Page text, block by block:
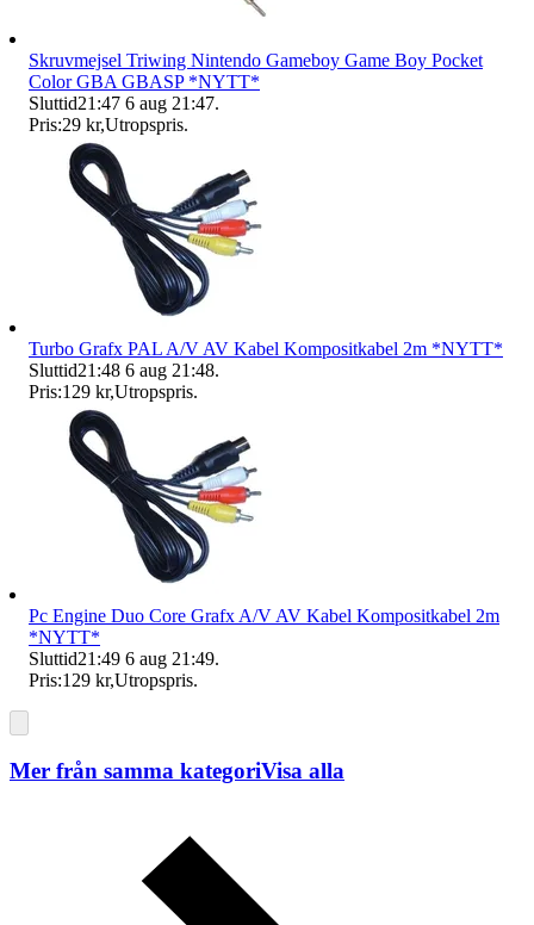
Skruvmejsel Triwing Nintendo Gameboy Game Boy Pocket
Color GBA GBASP *NYTT*
Sluttid21:47 6 aug 21:47.
Pris:29 kr,Utropspris.
Turbo Grafx PAL A/V AV Kabel Kompositkabel 2m *NYTT*
Sluttid21:48 6 aug 21:48.
Pris:129 kr,Utropspris.
Pc Engine Duo Core Grafx A/V AV Kabel Kompositkabel 2m
*NYTT*
Sluttid21:49 6 aug 21:49.
Pris:129 kr,Utropspris.
Mer från samma kategoriVisa alla